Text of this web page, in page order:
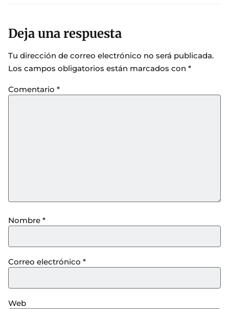
Deja una respuesta
Tu dirección de correo electrónico no será publicada.
Los campos obligatorios están marcados con *
Comentario *
Nombre *
Correo electrónico *
Web